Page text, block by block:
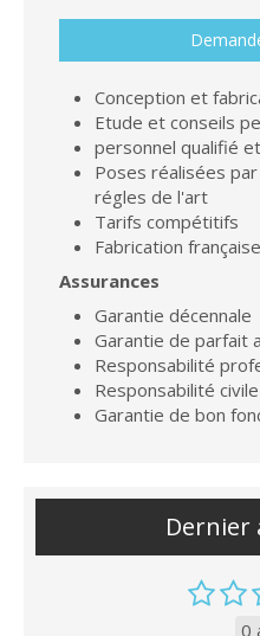
Conception et
Etude et conseils
personnel qualifié
Poses réalisées
régles de l'art
Tarifs compétitifs
Fabrication
Assurances
Garantie décennale
Garantie de parfait
Responsabilité
Responsabilité civile
Garantie de bon
Dernier
0